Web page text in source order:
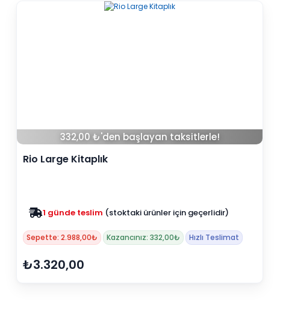
332,00 ₺'den başlayan taksitlerle!
Rio Large Kitaplık
1 günde teslim (stoktaki ürünler için geçerlidir)
Sepette: 2.988,00₺ Kazancınız: 332,00₺ Hızlı Teslimat
₺3.320,00